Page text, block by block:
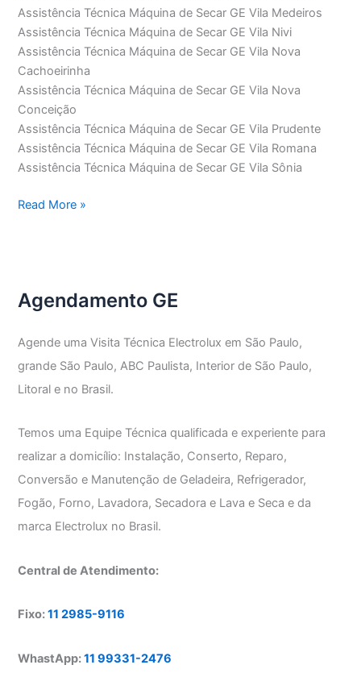
Assistência Técnica Máquina de Secar GE Vila Medeiros
Assistência Técnica Máquina de Secar GE Vila Nivi
Assistência Técnica Máquina de Secar GE Vila Nova
Cachoeirinha
Assistência Técnica Máquina de Secar GE Vila Nova
Conceição
Assistência Técnica Máquina de Secar GE Vila Prudente
Assistência Técnica Máquina de Secar GE Vila Romana
Assistência Técnica Máquina de Secar GE Vila Sônia
Assistência
GE
Read More »
Agendamento GE
Agende uma Visita Técnica Electrolux em São Paulo,
grande São Paulo, ABC Paulista, Interior de São Paulo,
Litoral e no Brasil.
Temos uma Equipe Técnica qualificada e experiente para
realizar a domicílio: Instalação, Conserto, Reparo,
Conversão e Manutenção de Geladeira, Refrigerador,
Fogão, Forno, Lavadora, Secadora e Lava e Seca e da
marca Electrolux no Brasil.
Central de Atendimento:
Fixo:11 2985-9116
WhastApp:11 99331-2476